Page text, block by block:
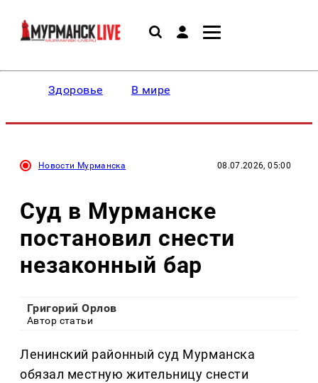
Здоровье В мире
Новости Мурманска 08.07.2026, 05:00
Суд в Мурманске
постановил снести
незаконный бар
Григорий Орлов
Автор статьи
Ленинский районный суд Мурманска
обязал местную жительницу снести